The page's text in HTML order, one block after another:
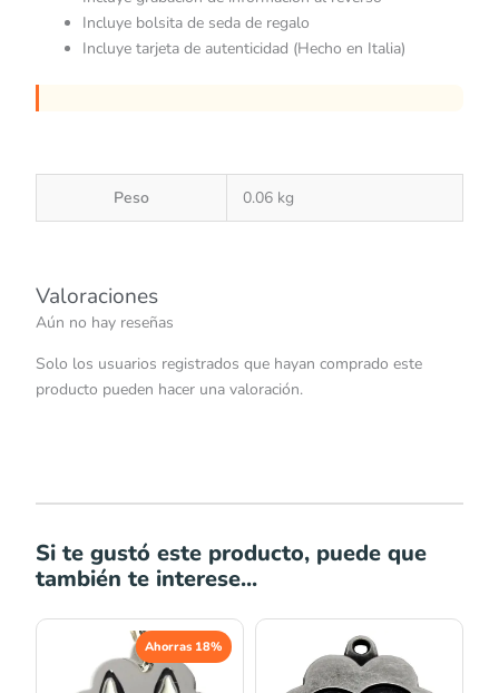
Incluye bolsita de seda de regalo
Incluye tarjeta de autenticidad (Hecho en Italia)
Peso 0.06 kg
Valoraciones
Aún no hay reseñas
Solo los usuarios registrados que hayan comprado este
producto pueden hacer una valoración.
Si te gustó este producto, puede que
también te interese...
Ahorras 18%
precio
original
El
precio
actual
precio
original
precio
actual